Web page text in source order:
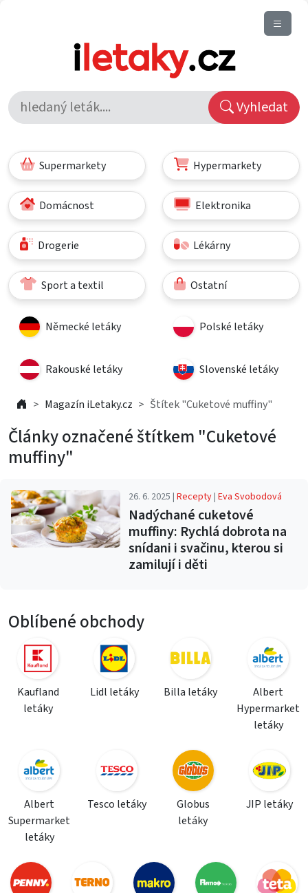
Vyhledat
Supermarkety Hypermarkety
Domácnost Elektronika
Drogerie Lékárny
Sport a textil Ostatní
Německé letáky Polské letáky
Rakouské letáky Slovenské letáky
Magazín iLetaky.cz Štítek "Cuketové muffiny"
Články označené štítkem "Cuketové
muffiny"
26. 6. 2025 |Recepty|Eva Svobodová
Nadýchané cuketové
muffiny: Rychlá dobrota na
snídani i svačinu, kterou si
zamilují i děti
Oblíbené obchody
Kaufland
letáky
Lidl letáky Billa letáky
Albert
Hypermarket
letáky
Albert
Supermarket
letáky
Tesco letáky
Globus
letáky
JIP letáky